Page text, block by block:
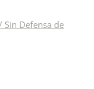
Defensa de